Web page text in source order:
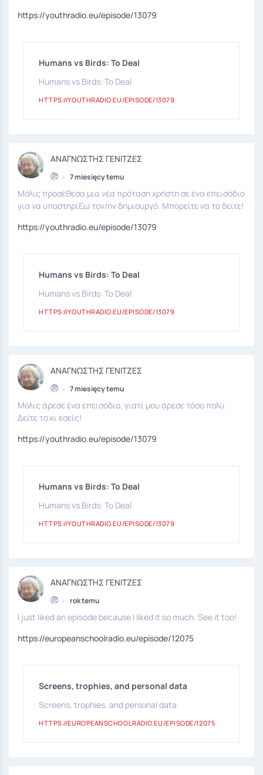
https://youthradio.eu/episode/13079
Humans vs Birds: Το Deal
Humans vs Birds: Το Deal
HTTPS://YOUTHRADIO.EU/EPISODE/13079
ΑΝΑΓΝΩΣΤΗΣ ΓΕΝΙΤΖΕΣ
• 7 miesięcy temu
Μόλις προσέθεσα μια νέα πρόταση χρήστη σε ένα επεισόδιο
για να υποστηρίξω τον/ην δημιουργό. Μπορείτε να το δείτε!
https://youthradio.eu/episode/13079
Humans vs Birds: Το Deal
Humans vs Birds: Το Deal
HTTPS://YOUTHRADIO.EU/EPISODE/13079
ΑΝΑΓΝΩΣΤΗΣ ΓΕΝΙΤΖΕΣ
• 7 miesięcy temu
Μόλις άρεσε ένα επεισόδιο, γιατί μου άρεσε τόσο πολύ.
Δείτε το κι εσείς!
https://youthradio.eu/episode/13079
Humans vs Birds: Το Deal
Humans vs Birds: Το Deal
HTTPS://YOUTHRADIO.EU/EPISODE/13079
ΑΝΑΓΝΩΣΤΗΣ ΓΕΝΙΤΖΕΣ
• rok temu
I just liked an episode because I liked it so much. See it too!
https://europeanschoolradio.eu/episode/12075
Screens, trophies, and personal data
Screens, trophies, and personal data
HTTPS://EUROPEANSCHOOLRADIO.EU/EPISODE/12075